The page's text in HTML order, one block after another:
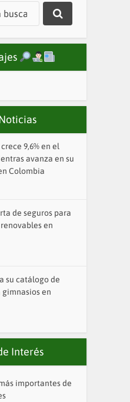
9,6% en el
avanza en su
Colombia
de seguros para
en
su catálogo de
en
Interés
importantes de